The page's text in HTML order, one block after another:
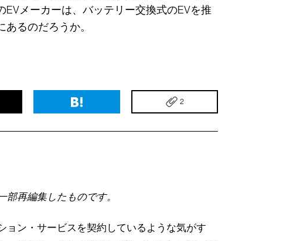
メーカーは、バッテリー交換式のEVを推
るのだろうか。
2
再編集したものです。
ョン・サービスを契約しているような気がす